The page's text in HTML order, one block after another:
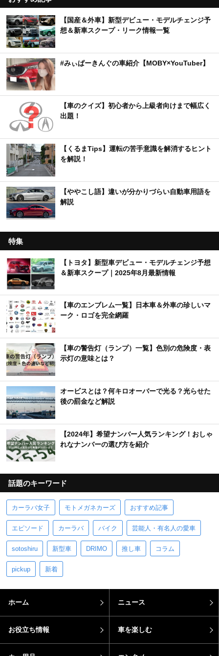
【国産＆外車】新型デビュー・モデルチェンジ予
想＆新車スクープ・リーク情報一覧
#みぃぱーきんぐの車紹介【MOBY×YouTuber】
【車のクイズ】初心者から上級者向けまで幅広く
出題！
【くるまTips】運転の苦手意識を解消するヒント
を解説！
【ややこし語】違いが分かりづらい自動車用語を
解説
特集
【トヨタ】新型車デビュー・モデルチェンジ予想
＆新車スクープ｜2025年8月最新情報
【車のエンブレム一覧】日本車＆外車の珍しいマ
ーク・ロゴを完全網羅
【車の警告灯（ランプ）一覧】色別の危険度・表
示灯の意味とは？
オービスとは？何キロオーバーで光る？光らせた
後の罰金など解説
【2024年】希望ナンバー人気ランキング！おしゃ
れなナンバーの選び方を紹介
話題のキーワード
カーラバ女子 モトメガネカーズ おすすめ記事
エピソード カーラバ バイク 芸能人・有名人の愛車
sotoshiru 新型車 DRIMO 推し車 コラム
pickup 新着
ホーム ニュース
お役立ち情報 車を楽しむ